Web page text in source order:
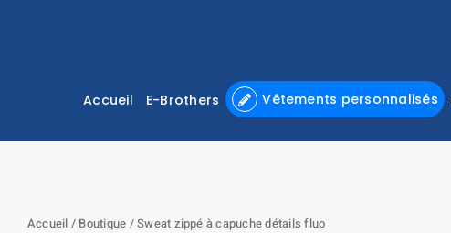
Accueil E-Brothers Vêtements personnalisés
Accueil / Boutique /Sweat zippé à capuche détails fluo